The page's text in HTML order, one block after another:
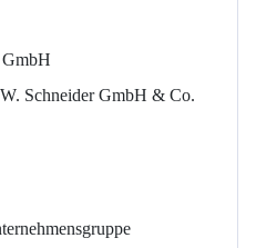
Schneider GmbH & Co.